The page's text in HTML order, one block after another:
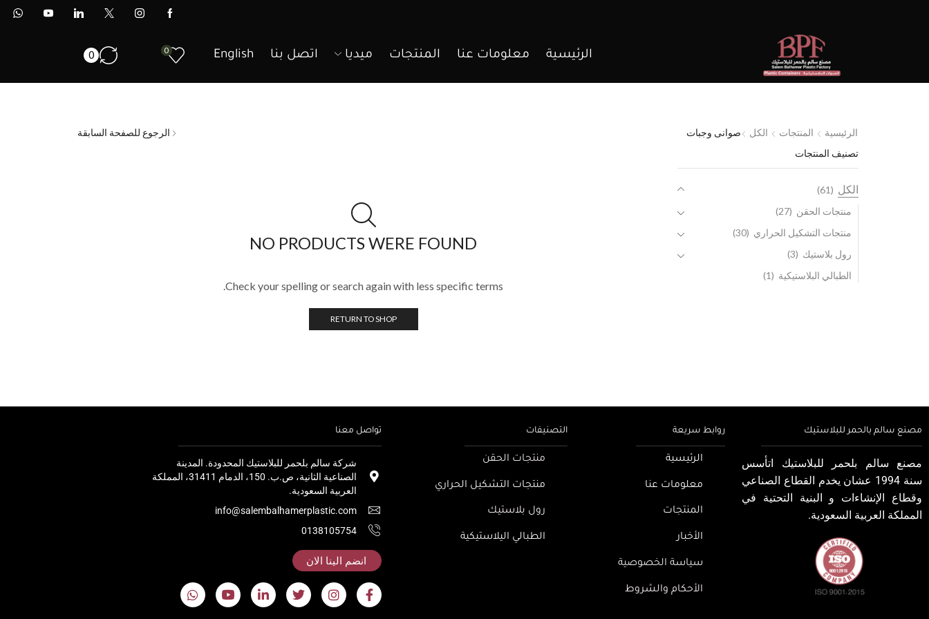
الرئيسية معلومات عنا المنتجات ميديا اتصل بنا English
0
0
الرئيسية المنتجات الكل صوانى وجبات الرجوع للصفحة السابقة
NO PRODUCTS WERE FOUND
Check your spelling or search again with less specific terms.
RETURN TO SHOP
تصنيف المنتجات
الكل (61)
منتجات الحقن (27)
منتجات التشكيل الحراري (30)
رول بلاستيك (3)
الطبالي البلاستيكية (1)
مصنع سالم بالحمر للبلاستيك
مصنع سالم بلحمر للبلاستيك اتأسس
سنة 1994 عشان يخدم القطاع الصناعي
وقطاع الإنشاءات و البنية التحتية في
المملكة العربية السعودية.
روابط سريعة
الرئيسية
معلومات عنا
المنتجات
الأخبار
سياسة الخصوصية
الأحكام والشروط
التصنيفات
منتجات الحقن
منتجات التشكيل الحراري
رول بلاستيك
الطبالي اليلاستيكية
تواصل معنا
شركة سالم بلحمر للبلاستيك المحدودة. المدينة
الصناعية الثانية، ص.ب. 150، الدمام 31411، المملكة
العربية السعودية.
info@salembalhamerplastic.com
0138105754
انضم الينا الان